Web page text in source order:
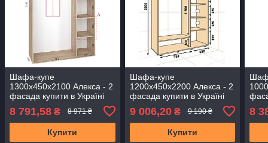
Шафа-купе
1300х450х2100 Алекса - 2
фасада купити в Україні
8 791,58 ₴ 8 971 ₴
Купити
Шафа-купе
1200х450х2200 Алекса - 2
фасада купити в Україні
9 006,20₴ 9 190 ₴
Купити
8